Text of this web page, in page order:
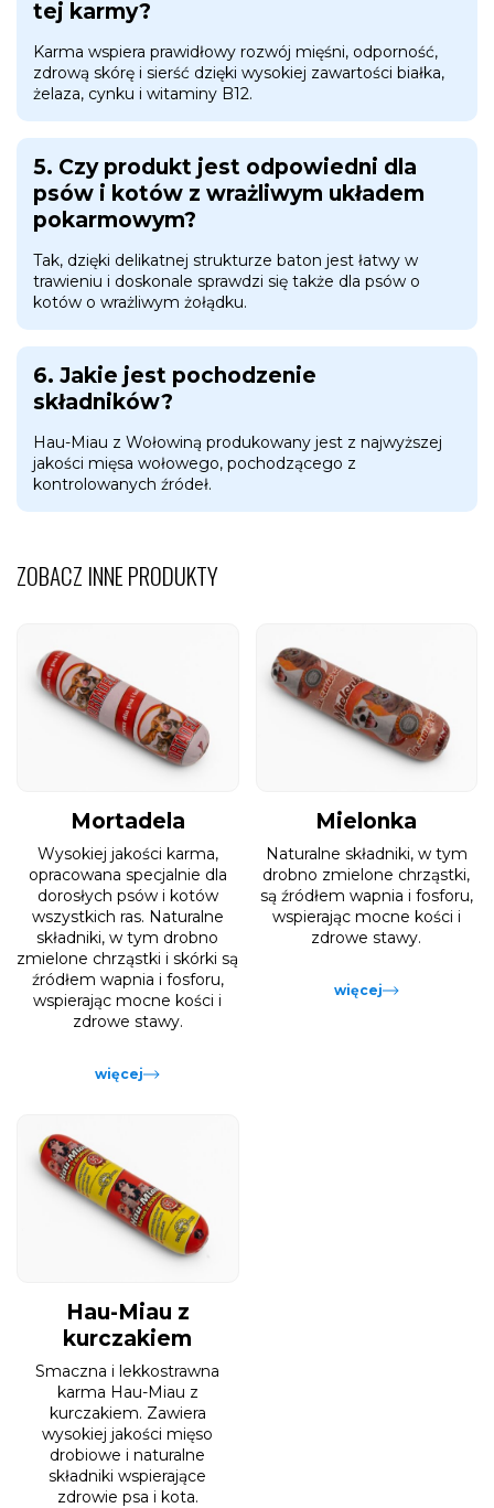
tej karmy?
Karma wspiera prawidłowy rozwój mięśni, odporność,
zdrową skórę i sierść dzięki wysokiej zawartości białka,
żelaza, cynku i witaminy B12.
5. Czy produkt jest odpowiedni dla
psów i kotów z wrażliwym układem
pokarmowym?
Tak, dzięki delikatnej strukturze baton jest łatwy w
trawieniu i doskonale sprawdzi się także dla psów o
kotów o wrażliwym żołądku.
6. Jakie jest pochodzenie
składników?
Hau-Miau z Wołowiną produkowany jest z najwyższej
jakości mięsa wołowego, pochodzącego z
kontrolowanych źródeł.
ZOBACZ INNE PRODUKTY
Mortadela
Wysokiej jakości karma,
opracowana specjalnie dla
dorosłych psów i kotów
wszystkich ras. Naturalne
składniki, w tym drobno
zmielone chrząstki i skórki są
źródłem wapnia i fosforu,
wspierając mocne kości i
zdrowe stawy.
więcej
Mielonka
Naturalne składniki, w tym
drobno zmielone chrząstki,
są źródłem wapnia i fosforu,
wspierając mocne kości i
zdrowe stawy.
więcej
Hau-Miau z
kurczakiem
Smaczna i lekkostrawna
karma Hau-Miau z
kurczakiem. Zawiera
wysokiej jakości mięso
drobiowe i naturalne
składniki wspierające
zdrowie psa i kota.